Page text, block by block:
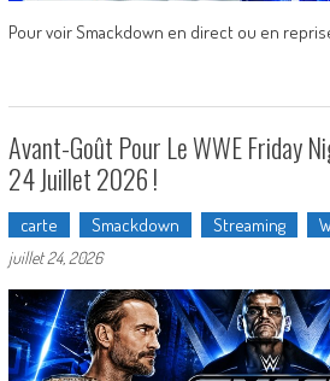
Pour voir Smackdown en direct ou en
Avant-Goût Pour Le WWE Friday
24 Juillet 2026 !
carte Smackdown Streaming
juillet 24, 2026